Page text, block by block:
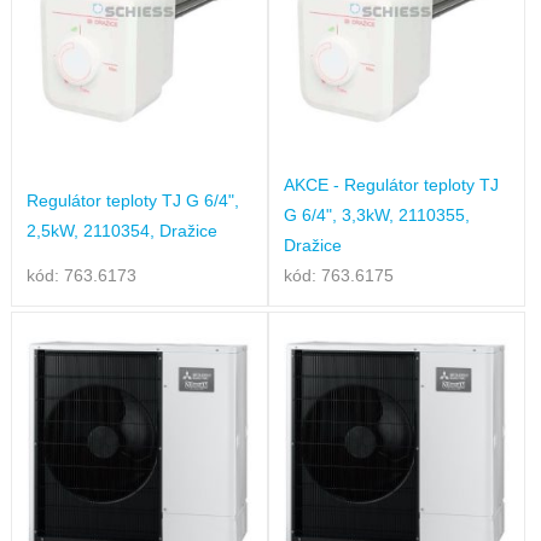
Regulátor teploty TJ G 6/4",
2,5kW, 2110354, Dražice
kód: 763.6173
AKCE - Regulátor teploty TJ
G 6/4", 3,3kW, 2110355,
Dražice
kód: 763.6175